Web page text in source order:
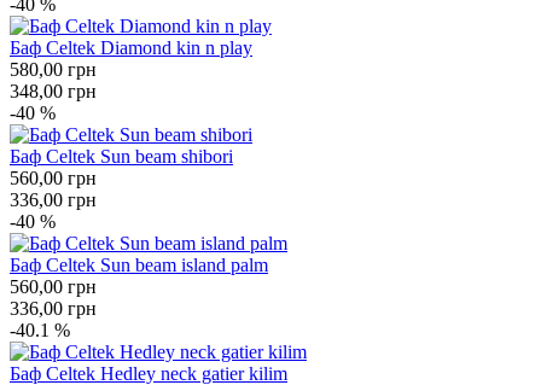
Баф Celtek Diamond kin n play
580,00 грн
348,00 грн
-40 %
Баф Celtek Sun beam shibori
560,00 грн
336,00 грн
-40 %
Баф Celtek Sun beam island palm
560,00 грн
336,00 грн
-40.1 %
Баф Celtek Hedley neck gatier kilim